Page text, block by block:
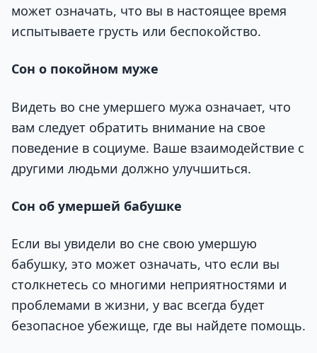
может означать, что вы в настоящее время
испытываете грусть или беспокойство.
Сон о покойном муже
Видеть во сне умершего мужа означает, что
вам следует обратить внимание на свое
поведение в социуме. Ваше взаимодействие с
другими людьми должно улучшиться.
Сон об умершей бабушке
Если вы увидели во сне свою умершую
бабушку, это может означать, что если вы
столкнетесь со многими неприятностями и
проблемами в жизни, у вас всегда будет
безопасное убежище, где вы найдете помощь.